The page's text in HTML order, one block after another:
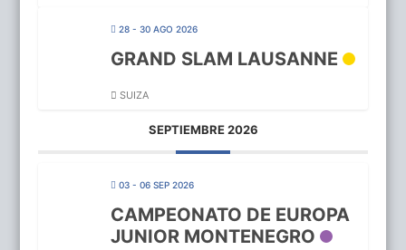
28 - 30 AGO 2026
GRAND SLAM LAUSANNE
SUIZA
SEPTIEMBRE 2026
03 - 06 SEP 2026
CAMPEONATO DE EUROPA
JUNIOR MONTENEGRO